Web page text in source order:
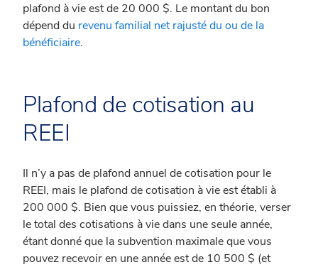
plafond à vie est de 20 000 $. Le montant du bon
dépend du revenu familial net rajusté du ou de la
bénéficiaire.
Plafond de cotisation au
REEI
Il n’y a pas de plafond annuel de cotisation pour le
REEI, mais le plafond de cotisation à vie est établi à
200 000 $. Bien que vous puissiez, en théorie, verser
le total des cotisations à vie dans une seule année,
étant donné que la subvention maximale que vous
pouvez recevoir en une année est de 10 500 $ (et